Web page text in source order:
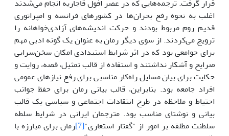
قرار گرفت. ترجمه‌هایی که در عصر افول قاجاریه انجام می‌شدند
اغلب به نحوه رفع بحران‌ها در کشورهای فرانسه و امپراتوری
قدیم روم مربوط بودند و حرکت اندیشه‌های آزادی‌خواهانه را
ترویج می‌کردند. از سوی دیگر رمان به عنوان یک گونه ادبی مهم
برای جوامعی بود که در اثر شرایط استبدادی امکان سخن‌سرایی
صرایح و آشکار نداشتند و استفاده از قالب تمثیل، قصه، روایت و
حکایت برای بیان مسایل راه‌کار مناسبی برای رفع نیازهای عمومی
افراد جامعه بود. بنابراین، قالب بیانی رمان برای حفظ جوانب
احتیاط و ملاحظه در طرح انتقادات اجتماعی و سیاسی یک قالب
بیانی و نوشتای مناسب بود. مترجمان ایرانی در شرایط سلطه
سلطنت مطلقه بر امور از "گفتار استعاری"[7] رمان برای مبارزه با